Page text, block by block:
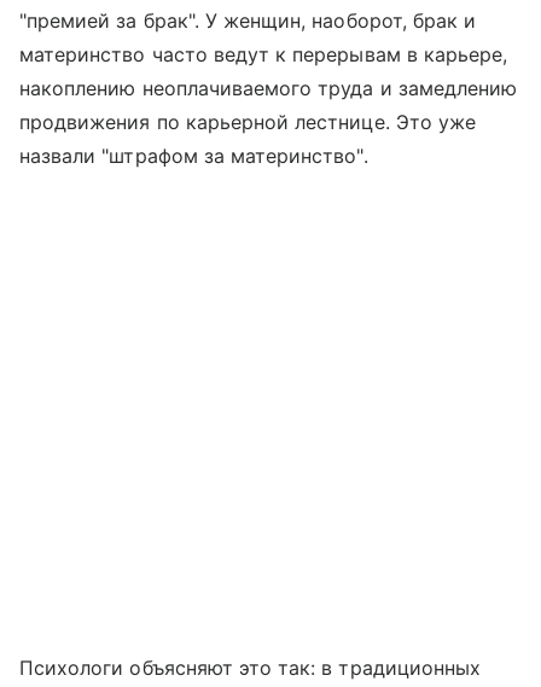
"премией за брак". У женщин, наоборот, брак и
материнство часто ведут к перерывам в карьере,
накоплению неоплачиваемого труда и замедлению
продвижения по карьерной лестнице. Это уже
назвали "штрафом за материнство".
Психологи объясняют это так: в традиционных